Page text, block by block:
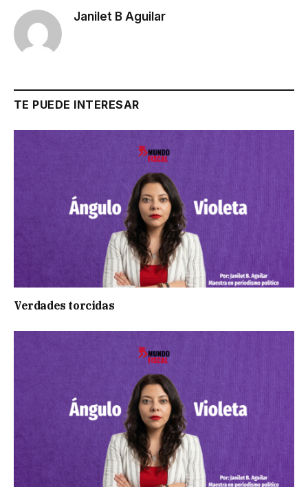
Janilet B Aguilar
TE PUEDE INTERESAR
Verdades torcidas